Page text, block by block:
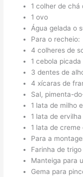
1 colher de chá
1 ovo
Água gelada o
Para o recheio:
4 colheres de
1 cebola picada
3 dentes de
4 xícaras de
Sal, pimenta-
1 lata de milho
1 lata de
1 lata de creme
Para a
Farinha de
Manteiga para
Gema para